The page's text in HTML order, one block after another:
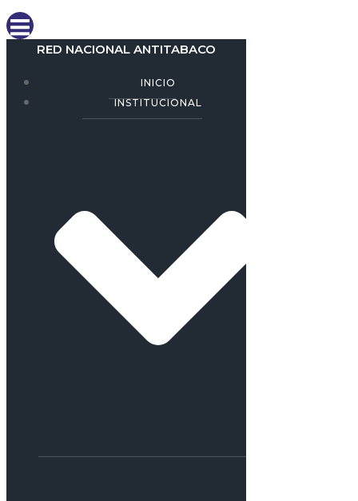
RED NACIONAL ANTITABACO
INICIO
INSTITUCIONAL